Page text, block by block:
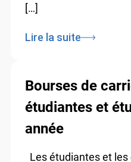
[…]
Lire la suite
Bourses de
étudiantes et
année
Les étudiantes et